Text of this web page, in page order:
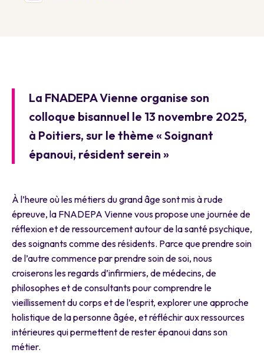
La FNADEPA Vienne organise son
colloque bisannuel le 13 novembre 2025,
à Poitiers, sur le thème « Soignant
épanoui, résident serein »
À l’heure où les métiers du grand âge sont mis à rude
épreuve, la FNADEPA Vienne vous propose une journée de
réflexion et de ressourcement autour de la santé psychique,
des soignants comme des résidents. Parce que prendre soin
de l’autre commence par prendre soin de soi, nous
croiserons les regards d’infirmiers, de médecins, de
philosophes et de consultants pour comprendre le
vieillissement du corps et de l’esprit, explorer une approche
holistique de la personne âgée, et réfléchir aux ressources
intérieures qui permettent de rester épanoui dans son
métier.